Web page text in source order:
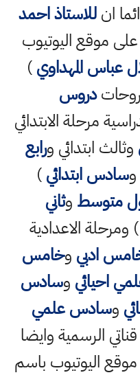
انللاستاذ احمد
موقع اليوتيوب
عباس المهداوي)
دروس
مرحلة الابتدائي
وثالث ابتدائي ورابع
وسادس ابتدائي)
متوسط وثاني
) ومرحلة الاعدادية
ادبي وخامس
احيائي وسادس
وسادس علمي
الرسمية وايضا
اليوتيوب باسم